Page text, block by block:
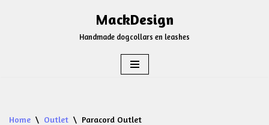
MackDesign
Handmade dogcollars en leashes
Home \ Outlet \ Paracord Outlet